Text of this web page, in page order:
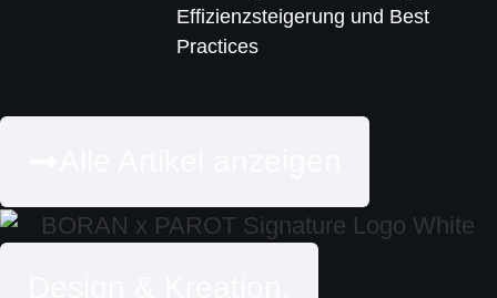
Effizienzsteigerung und Best
Practices